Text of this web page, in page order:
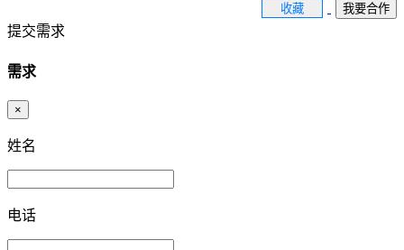
收藏 我要合作
提交需求
需求
×
姓名
电话